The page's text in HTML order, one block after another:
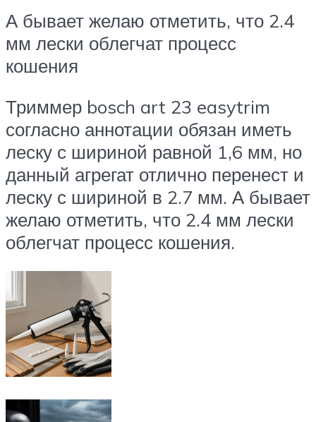
А бывает желаю отметить, что 2.4
мм лески облегчат процесс
кошения
Триммер bosch art 23 easytrim
согласно аннотации обязан иметь
леску с шириной равной 1,6 мм, но
данный агрегат отлично перенест и
леску с шириной в 2.7 мм. А бывает
желаю отметить, что 2.4 мм лески
облегчат процесс кошения.